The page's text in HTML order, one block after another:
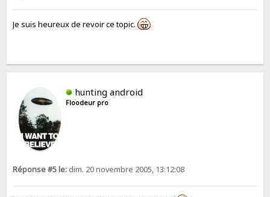
Je suis heureux de revoir ce topic.
hunting android
Floodeur pro
Réponse #5 le: dim. 20 novembre 2005, 13:12:08